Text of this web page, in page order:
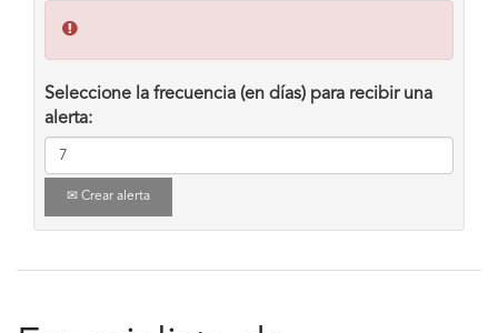
Seleccione la frecuencia (en días) para recibir una
alerta:
Crear alerta